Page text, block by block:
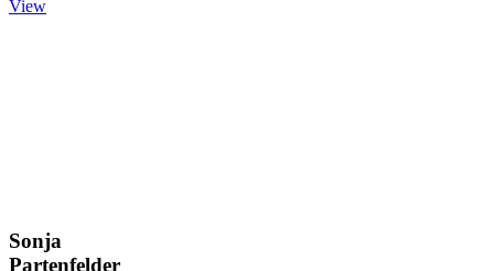
View
Sonja
Partenfelder